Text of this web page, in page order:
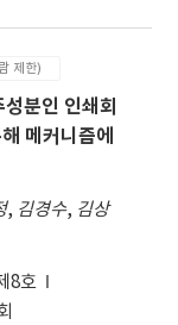
제한)
분인 인쇄회
메커니즘에
, 김경수, 김상
8호